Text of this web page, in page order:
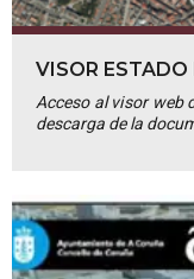
VISOR ESTADO
Acceso al visor web
descarga de la